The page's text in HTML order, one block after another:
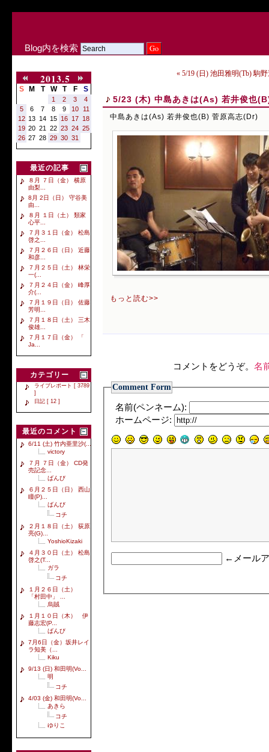
Blog内を検索
2013.5
S M T W T F S
1 2 3
4
5
6 7 8 9 10
11
12 13 14 15 16 17 18
19 20 21 22 23 24 25
26 27 28 29 30 31
最近の記事
８月 ７日（金） 横原
由梨...
8月 2日（日） 守谷美
由...
８月 １日（土） 類家
心平...
７月３１日（金） 松島
啓之...
７月２６日（日） 近藤
和彦...
７月２５日（土） 林栄
一(...
７月２４日（金） 峰厚
介(...
７月１９日（日） 佐藤
芳明...
７月１８日（土） 三木
俊雄...
７月１７日（金） 「
Ja...
カテゴリー
ライブレポート [ 3789
]
日記 [ 12 ]
最近のコメント
6/11 (土) 竹内亜里沙(...
victory
７月 ７日（金） CD発
売記念...
ばんび
６月２５日（日） 西山
瞳(P)...
ばんび
コチ
２月１８日（土） 荻原
亮(G)...
YoshioKizaki
４月３０日（土） 松島
啓之(T...
ガラ
コチ
１月２６日（土）
「村田中」 ...
烏賊
１月１０日（木） 伊
藤志宏(P...
ばんび
7月6日（金）坂井レイ
ラ知美（...
Kiku
9/13 (日) 和田明(Vo...
明
コチ
4/03 (金) 和田明(Vo...
あきら
コチ
ゆりこ
« 5/19 (日) 池田雅明(Tb) 駒
5/23 (木) 中島あきは(As) 若井俊也
中島あきは(As) 若井俊也(B) 菅原高志(Dr)
もっと読む>>
コメントをどうぞ。 名
Comment Form
名前(ペンネーム):
ホームページ:
←メール